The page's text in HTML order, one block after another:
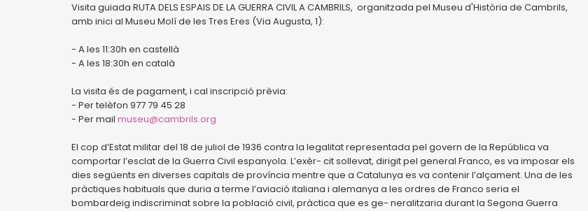
Visita guiada RUTA DELS ESPAIS DE LA GUERRA CIVIL A CAMBRILS, organitzada pel Museu d'Història de Cambrils,
amb inici al Museu Molí de les Tres Eres (Via Augusta, 1):
- A les 11:30h en castellà
- A les 18:30h en català
La visita és de pagament, i cal inscripció prèvia:
- Per telèfon 977 79 45 28
- Per mail museu@cambrils.org
El cop d’Estat militar del 18 de juliol de 1936 contra la legalitat representada pel govern de la República va
comportar l’esclat de la Guerra Civil espanyola. L’exèr- cit sollevat, dirigit pel general Franco, es va imposar els
dies següents en diverses capitals de província mentre que a Catalunya es va contenir l’alçament. Una de les
pràctiques habituals que duria a terme l’aviació italiana i alemanya a les ordres de Franco seria el
bombardeig indiscriminat sobre la població civil, pràctica que es ge- neralitzaria durant la Segona Guerra